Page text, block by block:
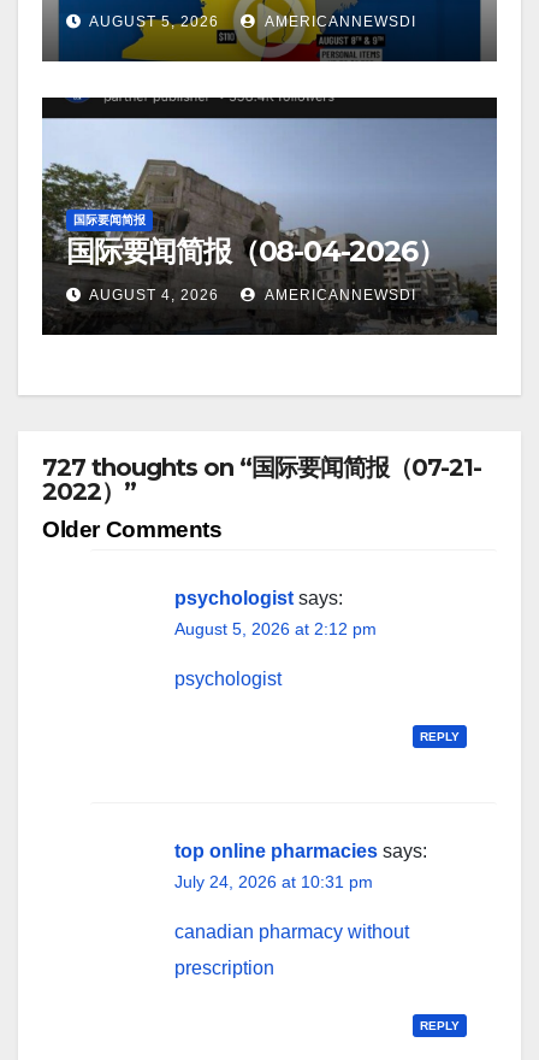
AUGUST 5, 2026 AMERICANNEWSDI
国际要闻简报
国际要闻简报（08-04-2026）
AUGUST 4, 2026 AMERICANNEWSDI
727 thoughts on “国际要闻简报（07-21-
2022）”
Comment
Older Comments
psychologist says:
August 5, 2026 at 2:12 pm
psychologist
REPLY
top online pharmacies says:
July 24, 2026 at 10:31 pm
canadian pharmacy without
prescription
REPLY